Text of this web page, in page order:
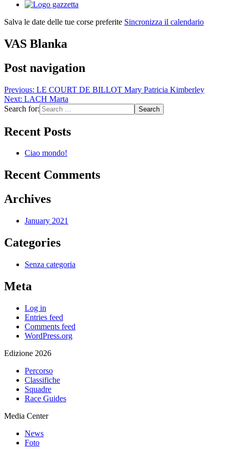
Salva le date delle tue corse preferite Sincronizza il calendario
VAS Blanka
Post navigation
Previous: LE COURT DE BILLOT Mary Patricia Kimberley
Next: LACH Marta
Search for:
Recent Posts
Ciao mondo!
Recent Comments
Archives
January 2021
Categories
Senza categoria
Meta
Log in
Entries feed
Comments feed
WordPress.org
Edizione 2026
Percorso
Classifiche
Squadre
Race Guides
Media Center
News
Foto